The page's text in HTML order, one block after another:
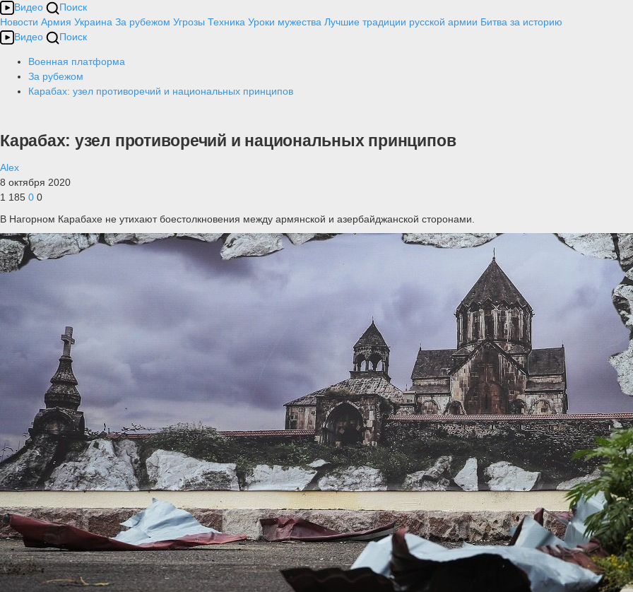
Видео
Поиск
Новости Армия Украина За рубежом Угрозы Техника Уроки мужества Лучшие традиции русской армии Битва за историю
Видео
Поиск
Военная платформа
За рубежом
Карабах: узел противоречий и национальных принципов
Карабах: узел противоречий и национальных принципов
Alex
8 октября 2020
1 185 0 0
В Нагорном Карабахе не утихают боестолкновения между армянской и азербайджанской сторонами.